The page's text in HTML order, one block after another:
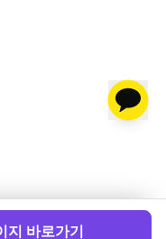
버튼을 제공한다.
지 바로가기